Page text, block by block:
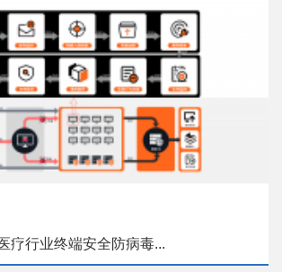
疗行业终端安全防病毒...